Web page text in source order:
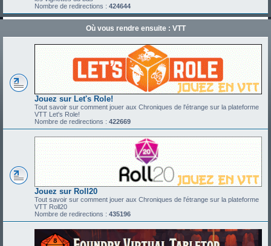
Nombre de redirections : 424644
Où vous rendre ensuite : VTT
Jouez sur Let's Role!
Tout savoir sur comment jouer aux Chroniques de l'étrange sur la plateforme
VTT Let's Role!
Nombre de redirections : 422669
Jouez sur Roll20
Tout savoir sur comment jouer aux Chroniques de l'étrange sur la plateforme
VTT Roll20
Nombre de redirections : 435196